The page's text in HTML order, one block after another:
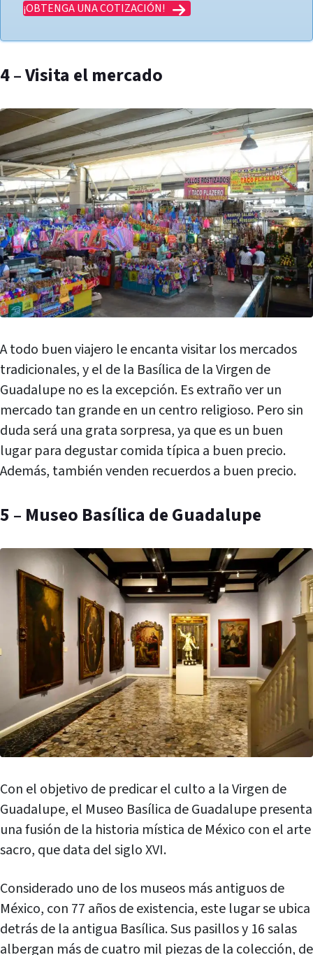
¡OBTENGA UNA COTIZACIÓN!
4 – Visita el mercado
A todo buen viajero le encanta visitar los mercados
tradicionales, y el de la Basílica de la Virgen de
Guadalupe no es la excepción. Es extraño ver un
mercado tan grande en un centro religioso. Pero sin
duda será una grata sorpresa, ya que es un buen
lugar para degustar comida típica a buen precio.
Además, también venden recuerdos a buen precio.
5 – Museo Basílica de Guadalupe
Con el objetivo de predicar el culto a la Virgen de
Guadalupe, el Museo Basílica de Guadalupe presenta
una fusión de la historia mística de México con el arte
sacro, que data del siglo XVI.
Considerado uno de los museos más antiguos de
México, con 77 años de existencia, este lugar se ubica
detrás de la antigua Basílica. Sus pasillos y 16 salas
albergan más de cuatro mil piezas de la colección, de